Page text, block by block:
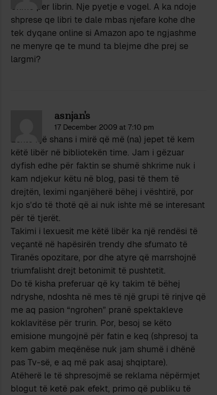
Urime per librin. Nje pyetje e vogel. A ka ndoje
shprese qe libri te dale mbas njefare kohe dhe
tek dyqane online si Amazon apo te ngjashme
ne menyre qe te mund ta blejme dhe prej se
largmi?
asnjan's
17 December 2009 at 7:10 pm
Eshtë një shans i mirë që më (na) jepet të kem
këtë libër në bibliotekën time. Jam i gëzuar
dyfish edhe për faktin se shumë shkrime nuk i
kam ndjekur këtu në blog, pasi të them të
drejtën, leximi nganjëherë bëhej i vështirë, por
kjo s’do të thotë që ai nuk ishte më se interesant
për të tjerët.
Takimi i lexuesit me këtë libër ka një rendësi të
veçantë në hapësirën trendy dhe sfumato të
Tiranës opozitare, por dhe atyre që marrshojnë
triumfalisht drejt betonimit të pushtetit.
Do të kisha preferuar që ky takim të bëhej
ndryshe, ndoshta në mes të një grupi të rinjve që
me aq pasion “ngrohen” pranë spektakleve
koklavitëse për trurin. Por, besoj se këto
emisione mungojnë për fatin e keq (shpresoj ta
kem gabim meqënëse nuk jam shumë i dhënë
pas Tv-së, e aq më pak asaj shqiptare).
Atëherë le të shpresojmë se reklama nëpërmjet
blogut të ketë pak efekt, primo që publiku të